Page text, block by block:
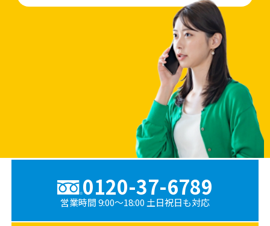
0120-37-6789
営業時間 9:00〜18:00 土日祝日も対応